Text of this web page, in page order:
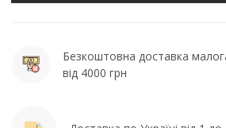
Безкоштовна доставка
від 4000 грн